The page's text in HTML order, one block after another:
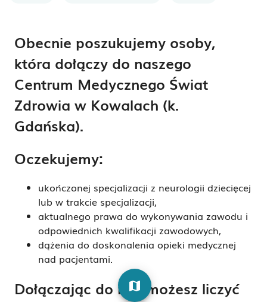
Obecnie poszukujemy osoby,
która dołączy do naszego
Centrum Medycznego Świat
Zdrowia w Kowalach (k.
Gdańska).
Oczekujemy:
ukończonej specjalizacji z neurologii dziecięcej
lub w trakcie specjalizacji,
aktualnego prawa do wykonywania zawodu i
odpowiednich kwalifikacji zawodowych,
dążenia do doskonalenia opieki medycznej
nad pacjentami.
Dołączając do nas możesz liczyć
map